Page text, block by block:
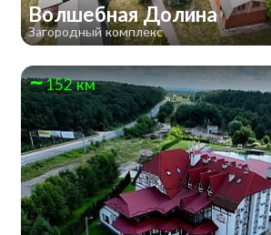
Волшебная Долина
Загородный комплекс
152 км